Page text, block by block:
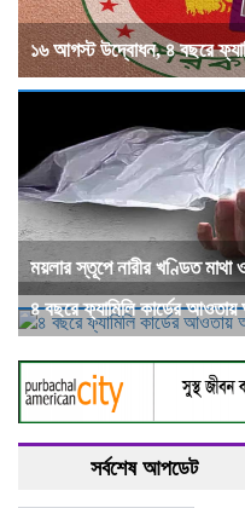
১৬ আগস্ট উদ্বোধন, ৪ বছরে
ময়লার স্তূপে নারীর খণ্ডিত মাথা
৪ বছরে ফ্যামিলি কার্ডের
সর্বশেষ আপডেট